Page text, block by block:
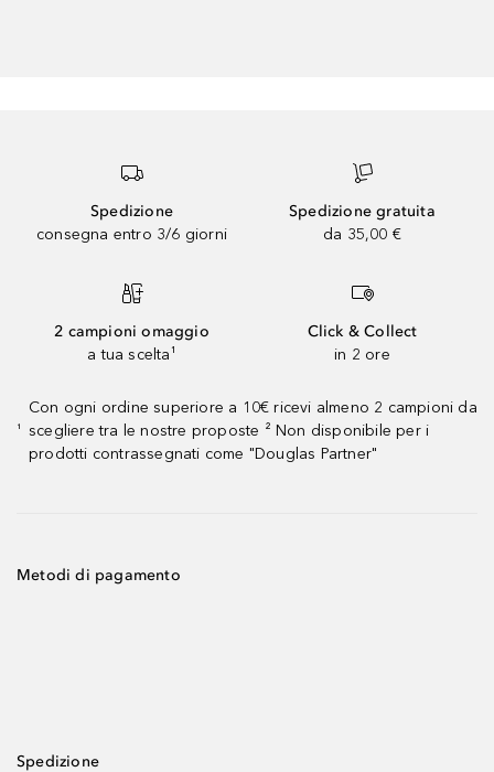
Spedizione
consegna entro 3/6 giorni
Spedizione gratuita
da 35,00 €
2 campioni omaggio
a tua scelta¹
Click & Collect
in 2 ore
¹
Con ogni ordine superiore a 10€ ricevi almeno 2 campioni da
scegliere tra le nostre proposte ² Non disponibile per i
prodotti contrassegnati come "Douglas Partner"
Metodi di pagamento
Spedizione